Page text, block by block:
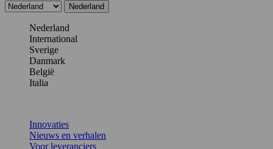
Nederland
Nederland
International
Sverige
Danmark
België
Italia
Innovaties
Nieuws en verhalen
Voor leveranciers